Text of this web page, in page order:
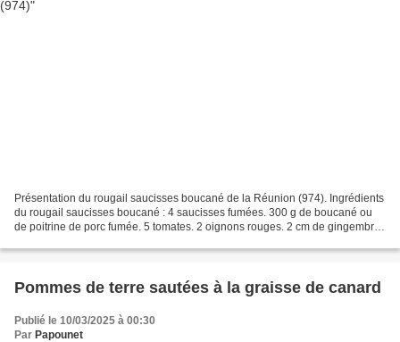
Présentation du rougail saucisses boucané de la Réunion (974). Ingrédients
du rougail saucisses boucané : 4 saucisses fumées. 300 g de boucané ou
de poitrine de porc fumée. 5 tomates. 2 oignons rouges. 2 cm de gingembre
Pommes de terre sautées à la graisse de canard
Publié le 10/03/2025 à 00:30
Par Papounet